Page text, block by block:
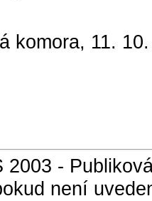
komora, 11.
-
není